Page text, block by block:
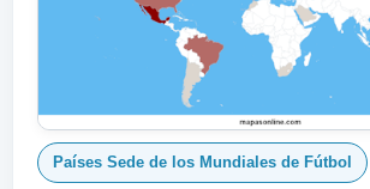
Países Sede de los Mundiales de Fútbol